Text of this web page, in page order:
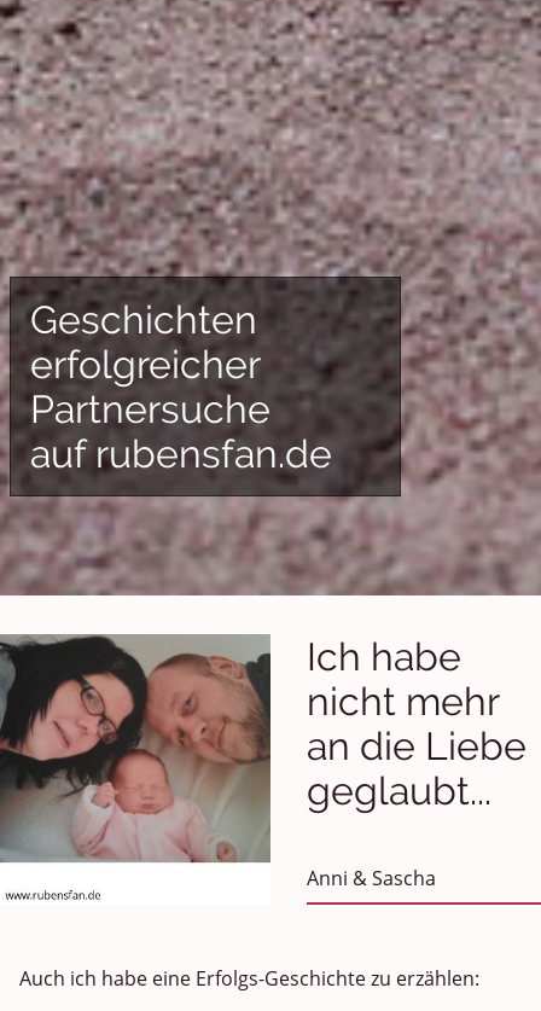
Geschichten
erfolgreicher
Partnersuche
auf rubensfan.de
Ich habe
nicht mehr
an die Liebe
geglaubt...
Anni & Sascha
Auch ich habe eine Erfolgs-Geschichte zu erzählen: